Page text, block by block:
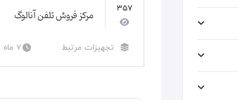
357 مرکز فروش تلفن آنالوگ
تجهیزات مرتبط 7 ماه پیش